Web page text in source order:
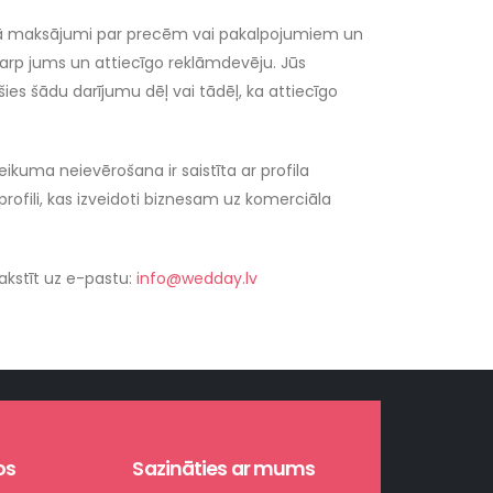
maksājumi par precēm vai pakalpojumiem un
jums un attiecīgo reklāmdevēju. Jūs
šādu darījumu dēļ vai tādēļ, ka attiecīgo
neievērošana ir saistīta ar profila
kas izveidoti biznesam uz komerciāla
uz e-pastu: info@wedday.lv
Sazināties ar mums